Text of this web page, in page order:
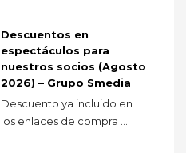
Descuentos en
espectáculos para
nuestros socios (Agosto
2026) – Grupo Smedia
Descuento ya incluido en
los enlaces de compra ...